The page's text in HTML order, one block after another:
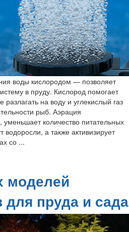
воды кислородом — позволяет
в пруду. Кислород помогает
на воду и углекислый газ
рыб. Аэрация
уменьшает количество питательных
водоросли, а также активизирует
со ...
моделей
для пруда и сада